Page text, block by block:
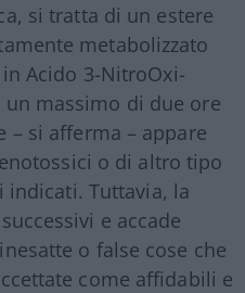
si tratta di un estere
metabolizzato
Acido 3-NitroOxi-
un massimo di due ore
– si afferma – appare
o di altro tipo
indicati. Tuttavia, la
e accade
o false cose che
come affidabili e